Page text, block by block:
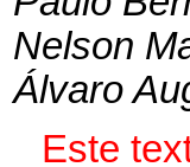
Nelson
Álvaro
Este